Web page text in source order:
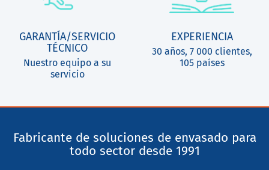
GARANTÍA/SERVICIO
TÉCNICO
Nuestro equipo a su
servicio
EXPERIENCIA
30 años, 7 000 clientes,
105 países
Fabricante de soluciones de envasado para
todo sector desde 1991